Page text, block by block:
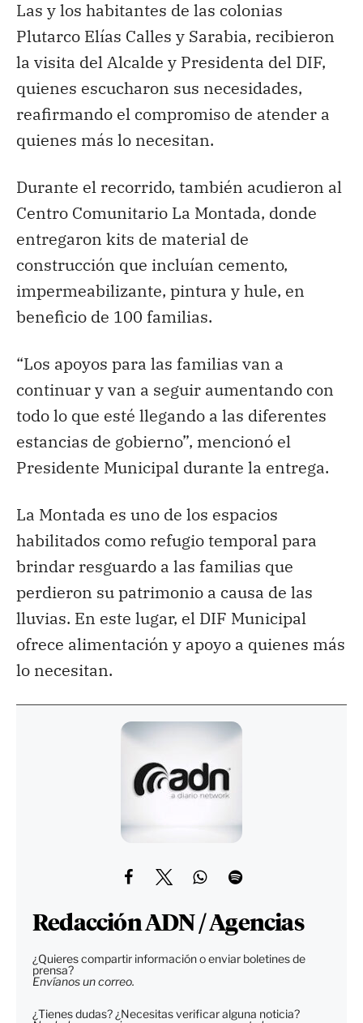
Las y los habitantes de las colonias
Plutarco Elías Calles y Sarabia, recibieron
la visita del Alcalde y Presidenta del DIF,
quienes escucharon sus necesidades,
reafirmando el compromiso de atender a
quienes más lo necesitan.
Durante el recorrido, también acudieron al
Centro Comunitario La Montada, donde
entregaron kits de material de
construcción que incluían cemento,
impermeabilizante, pintura y hule, en
beneficio de 100 familias.
“Los apoyos para las familias van a
continuar y van a seguir aumentando con
todo lo que esté llegando a las diferentes
estancias de gobierno”, mencionó el
Presidente Municipal durante la entrega.
La Montada es uno de los espacios
habilitados como refugio temporal para
brindar resguardo a las familias que
perdieron su patrimonio a causa de las
lluvias. En este lugar, el DIF Municipal
ofrece alimentación y apoyo a quienes más
lo necesitan.
Redacción ADN / Agencias
¿Quieres compartir información o enviar boletines de
prensa?
Envíanos un correo.
¿Tienes dudas? ¿Necesitas verificar alguna noticia?